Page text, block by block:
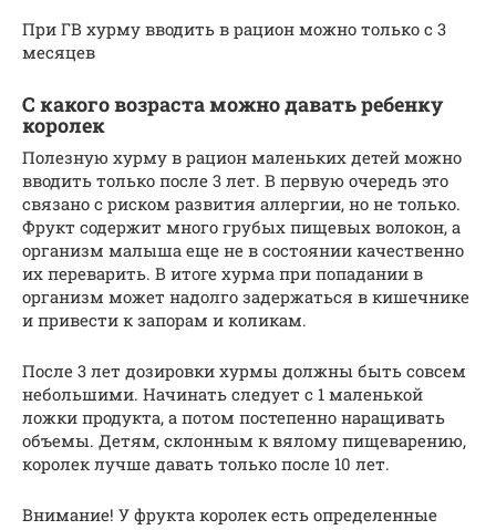
При ГВ хурму вводить в рацион можно только с 3
месяцев
С какого возраста можно давать ребенку
королек
Полезную хурму в рацион маленьких детей можно
вводить только после 3 лет. В первую очередь это
связано с риском развития аллергии, но не только.
Фрукт содержит много грубых пищевых волокон, а
организм малыша еще не в состоянии качественно
их переварить. В итоге хурма при попадании в
организм может надолго задержаться в кишечнике
и привести к запорам и коликам.
После 3 лет дозировки хурмы должны быть совсем
небольшими. Начинать следует с 1 маленькой
ложки продукта, а потом постепенно наращивать
объемы. Детям, склонным к вялому пищеварению,
королек лучше давать только после 10 лет.
Внимание! У фрукта королек есть определенные